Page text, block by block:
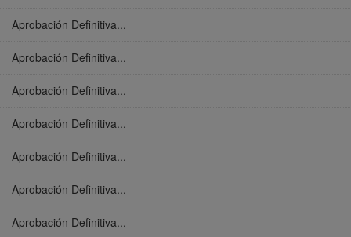
Aprobación Definitiva...
Aprobación Definitiva...
Aprobación Definitiva...
Aprobación Definitiva...
Aprobación Definitiva...
Aprobación Definitiva...
Aprobación Definitiva...